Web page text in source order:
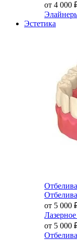
от 4 000
Эстетика
от 5 000
от 5 000